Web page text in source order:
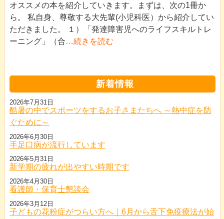
オススメの本を紹介していきます。まずは、次の1冊か
ら。 私自身、尊敬する大先輩(小児科医）から紹介してい
ただきました。 １）「発達障害児へのライフスキルトレ
ーニング」（合…続きを読む
新着情報
酷暑の中でスポーツをするお子さまたちへ ～熱中症を防
ぐために～
2026年7月31日
手足口病が流行しています
2026年6月30日
新学期の疲れが出やすい時期です
2026年5月31日
看護師・保育士懇談会
2026年4月30日
子どもの花粉症がつらい方へ｜6月から舌下免疫療法が始
2026年3月12日